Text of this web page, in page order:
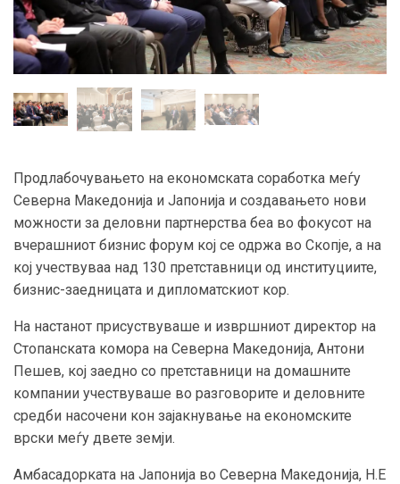
Продлабочувањето на економската соработка меѓу
Северна Македонија и Јапонија и создавањето нови
можности за деловни партнерства беа во фокусот на
вчерашниот бизнис форум кој се одржа во Скопје, а на
кој учествуваа над 130 претставници од институциите,
бизнис-заедницата и дипломатскиот кор.
На настанот присуствуваше и извршниот директор на
Стопанската комора на Северна Македонија, Антони
Пешев, кој заедно со претставници на домашните
компании учествуваше во разговорите и деловните
средби насочени кон зајакнување на економските
врски меѓу двете земји.
Амбасадорката на Јапонија во Северна Македонија, Н.Е